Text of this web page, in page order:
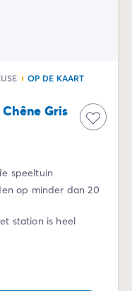
OP DE KAART
Gris
speeltuin
op minder dan 20
station is heel